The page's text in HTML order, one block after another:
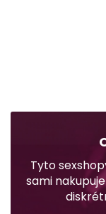
Tyto
sami